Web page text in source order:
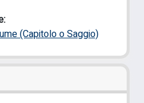
(Capitolo o Saggio)